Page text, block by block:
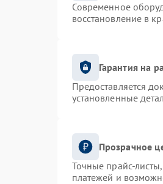
Современное
восстановление в
Гарантия на
Предоставляется
установленные
Прозрачное
Точные прайс-
платежей и